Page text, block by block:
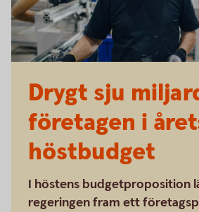
Drygt sju
företagen i
höstbudget
I höstens budgetproposition
regeringen fram ett